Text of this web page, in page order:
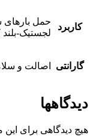
کاربرد
حمل بارهای
لجستیک-
گارانتی اصالت و
دیدگاهها
هیچ دیدگاهی برای